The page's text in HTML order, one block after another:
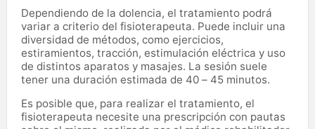
Dependiendo de la dolencia, el tratamiento podrá
variar a criterio del fisioterapeuta. Puede incluir una
diversidad de métodos, como ejercicios,
estiramientos, tracción, estimulación eléctrica y uso
de distintos aparatos y masajes. La sesión suele
tener una duración estimada de 40 – 45 minutos.
Es posible que, para realizar el tratamiento, el
fisioterapeuta necesite una prescripción con pautas